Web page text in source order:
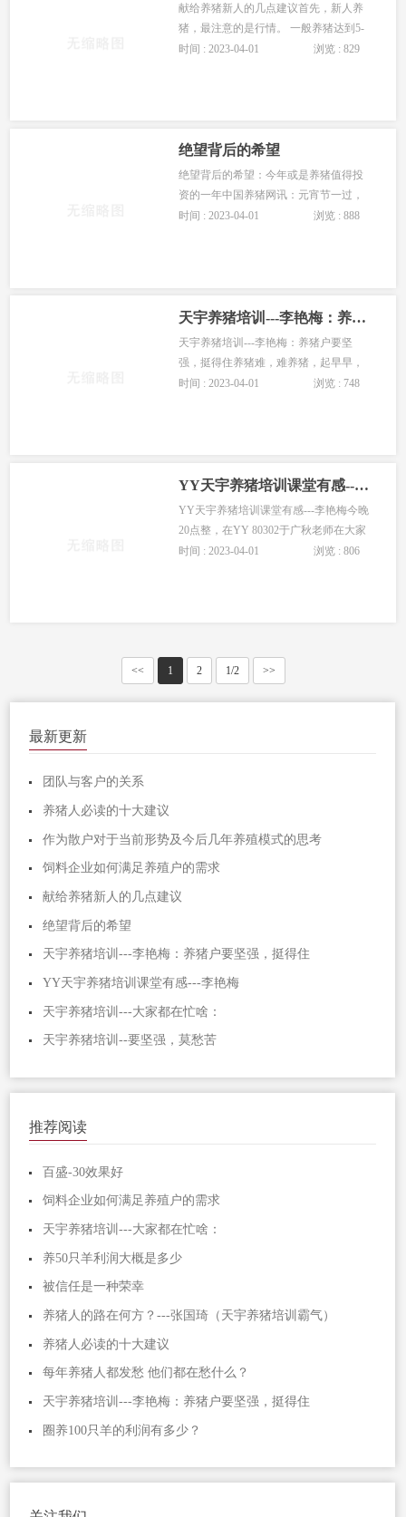
献给养猪新人的几点建议首先，新人养
猪，最注意的是行情。 一般养猪达到5-
6年以上的老养猪户大多都能对行情有个
时间 : 2023-04-01 浏览 : 829
绝望背后的希望
绝望背后的希望：今年或是养猪值得投
资的一年中国养猪网讯：元宵节一过，
传统意义上的年也就过完了，生产生活
时间 : 2023-04-01 浏览 : 888
天宇养猪培训---李艳梅：养猪户要坚强，挺得住
天宇养猪培训---李艳梅：养猪户要坚
强，挺得住养猪难，难养猪，起早早，
贪黑黑，整天恰和猪猪睡，吃不好穿也
时间 : 2023-04-01 浏览 : 748
YY天宇养猪培训课堂有感---李艳梅
YY天宇养猪培训课堂有感---李艳梅今晚
20点整，在YY 80302于广秋老师在大家
的建议下浅谈了散养户养猪的发展趋
时间 : 2023-04-01 浏览 : 806
<< 1 2 1/2 >>
最新更新
团队与客户的关系
养猪人必读的十大建议
作为散户对于当前形势及今后几年养殖模式的思考
饲料企业如何满足养殖户的需求
献给养猪新人的几点建议
绝望背后的希望
天宇养猪培训---李艳梅：养猪户要坚强，挺得住
YY天宇养猪培训课堂有感---李艳梅
天宇养猪培训---大家都在忙啥：
天宇养猪培训--要坚强，莫愁苦
推荐阅读
百盛-30效果好
饲料企业如何满足养殖户的需求
天宇养猪培训---大家都在忙啥：
养50只羊利润大概是多少
被信任是一种荣幸
养猪人的路在何方？---张国琦（天宇养猪培训霸气）
养猪人必读的十大建议
每年养猪人都发愁 他们都在愁什么？
天宇养猪培训---李艳梅：养猪户要坚强，挺得住
圈养100只羊的利润有多少？